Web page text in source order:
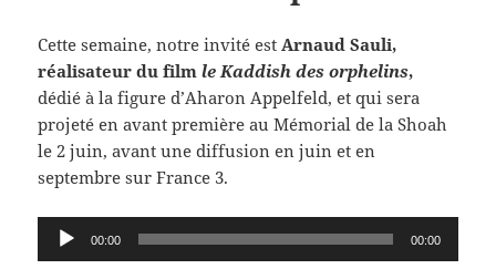
Cette semaine, notre invité est Arnaud Sauli,
réalisateur du filmle Kaddish des orphelins,
dédié à la figure d’Aharon Appelfeld, et qui sera
projeté en avant première au Mémorial de la Shoah
le 2 juin, avant une diffusion en juin et en
septembre sur France 3.
Lecteur
audio
00:00 00:00